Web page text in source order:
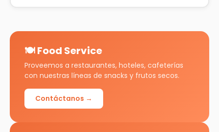
🍽️ Food Service
Proveemos a restaurantes, hoteles, cafeterías
con nuestras líneas de snacks y frutos secos.
Contáctanos →